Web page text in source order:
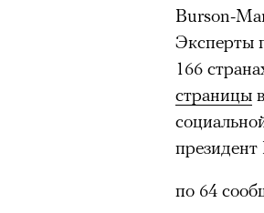
Burson-
Эксперты
166
страницы
по 64